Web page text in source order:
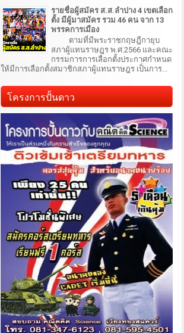
รายชื่อผู้สมัคร ส.ส.ลำปาง 4 เขตเลือก
ตั้ง มีผู้มาสมัคร รวม 46 คน จาก 13
พรรคการเมือง
ตามที่มีพระราชกฤษฎีกายุบ
สภาผู้แทนราษฎร พ.ศ.2566 และคณะ
กรรมการการเลือกตั้งประกาศกำหนด
ให้มีการเลือกตั้งสมาชิกสภาผู้แทนราษฎร เป็นการ...
โครงการปั้นดาว